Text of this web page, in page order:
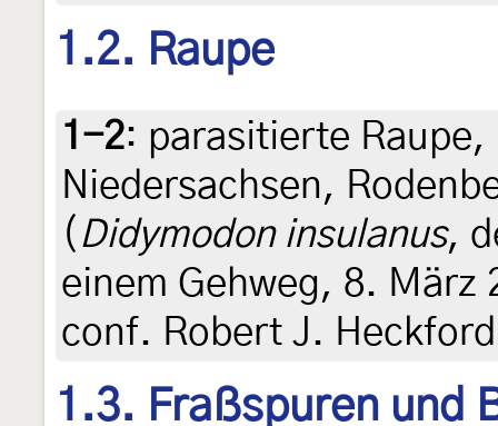
1.2. Raupe
1-2: parasitierte
Niedersachsen,
( Didymodon insulanus,
einem Gehweg, 8. März
conf. Robert J. Heckford
1.3. Fraßspuren und